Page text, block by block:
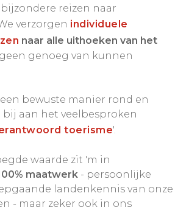
reizen naar
verzorgen individuele
naar alle uithoeken van het
genoeg van kunnen
bewuste manier rond en
aan het veelbesproken
toerisme'.
waarde zit 'm in
maatwerk - persoonlijke
landenkennis van onze
- maar zeker ook in ons